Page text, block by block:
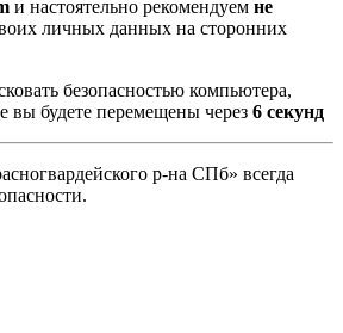
и настоятельно рекомендуем не
личных данных на сторонних
безопасностью компьютера,
вы будете перемещены через 5 секунд
р-на СПб» всегда